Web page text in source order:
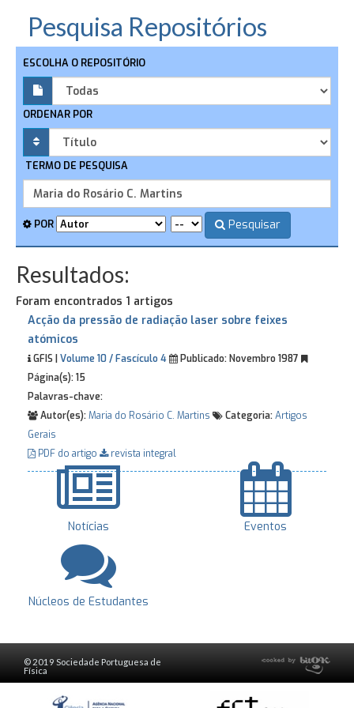
Pesquisa Repositórios
ESCOLHA O REPOSITÓRIO
ORDENAR POR
TERMO DE PESQUISA
POR Pesquisar
Resultados:
Foram encontrados 1 artigos
Acção da pressão de radiação laser sobre feixes
atómicos
GFIS | Volume 10 / Fascículo 4 Publicado: Novembro 1987
Página(s):15
Palavras-chave:
Autor(es):Maria do Rosário C. Martins Categoria:Artigos
Gerais
PDF do artigo
revista integral
Notícias Eventos
Núcleos de Estudantes
© 2019 Sociedade Portuguesa de
Física